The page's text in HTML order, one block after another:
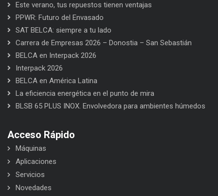
Este verano, tus repuestos tienen ventajas
PPWR: Futuro del Envasado
SAT BELCA: siempre a tu lado
Carrera de Empresas 2026 – Donostia – San Sebastián
BELCA en Interpack 2026
Interpack 2026
BELCA en América Latina
La eficiencia energética en el punto de mira
BLSB 65 PLUS INOX. Envolvedora para ambientes húmedos
Acceso Rápido
Máquinas
Aplicaciones
Servicios
Novedades